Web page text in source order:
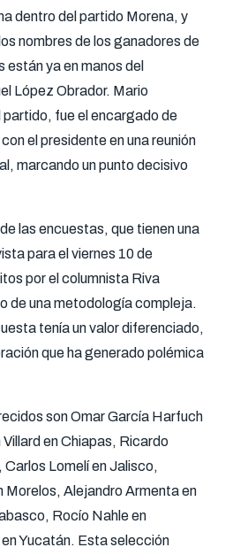
dentro del partido Morena, y
nombres de los ganadores de
ya en manos del
López Obrador. Mario
fue el encargado de
el presidente en una reunión
marcando un punto decisivo
las encuestas, que tienen una
para el viernes 10 de
por el columnista Riva
de una metodología compleja.
tenía un valor diferenciado,
que ha generado polémica
son Omar García Harfuch
en Chiapas, Ricardo
Lomelí en Jalisco,
Morelos, Alejandro Armenta en
Rocío Nahle en
Yucatán. Esta selección